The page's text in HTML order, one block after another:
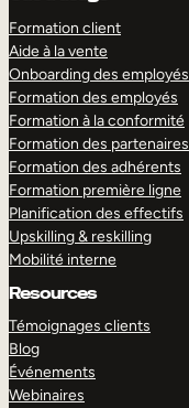
Formation client
Aide à la vente
Onboarding des employés
Formation des employés
Formation à la conformité
Formation des partenaires
Formation des adhérents
Formation première ligne
Planification des effectifs
Upskilling & reskilling
Mobilité interne
Resources
Témoignages clients
Blog
Événements
Webinaires